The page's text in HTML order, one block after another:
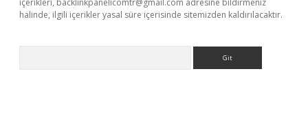
içerikleri, backlinkpanelicomtr@gmail.com adresine bildirmeniz
halinde, ilgili içerikler yasal süre içerisinde sitemizden kaldırılacaktır.